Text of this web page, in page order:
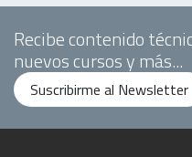
Recibe contenido
nuevos cursos y más...
Suscribirme al Newsletter